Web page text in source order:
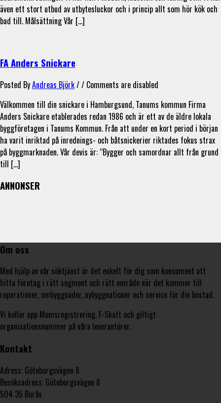
även ett stort utbud av utbytesluckor och i princip allt som hör kök och
bad till. Målsättning Vår […]
FA Anders Snickare
Posted ByAndreas Björk/ / Comments are disabled
Välkommen till din snickare i Hamburgsund, Tanums kommun Firma
Anders Snickare etablerades redan 1986 och är ett av de äldre lokala
byggföretagen i Tanums Kommun. Från att under en kort period i början
ha varit inriktad på inrednings- och båtsnickerier riktades fokus strax
på byggmarknaden. Vår devis är: “Bygger och samordnar allt från grund
till […]
ANNONSER
Om oss
Med hjälp av vår söktjänst är det enkelt för dig som konsument att
hitta företag i rätt segment och rätt område när det kommer till
reparationer, ombyggnader, nybyggnationer och service för din bostad.
Vi kollar upp Momsregistrering, F-Skatt och giltigt
organisationsnummer på våra leverantörer.
Kontakt
Adress: Göteborgsvägen 8
Besöksadress: Göteborgsvägen 8
504 35 Borås